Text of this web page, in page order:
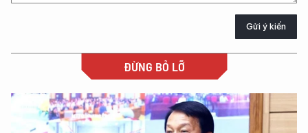
Gửi ý kiến
ĐỪNG BỎ LỠ